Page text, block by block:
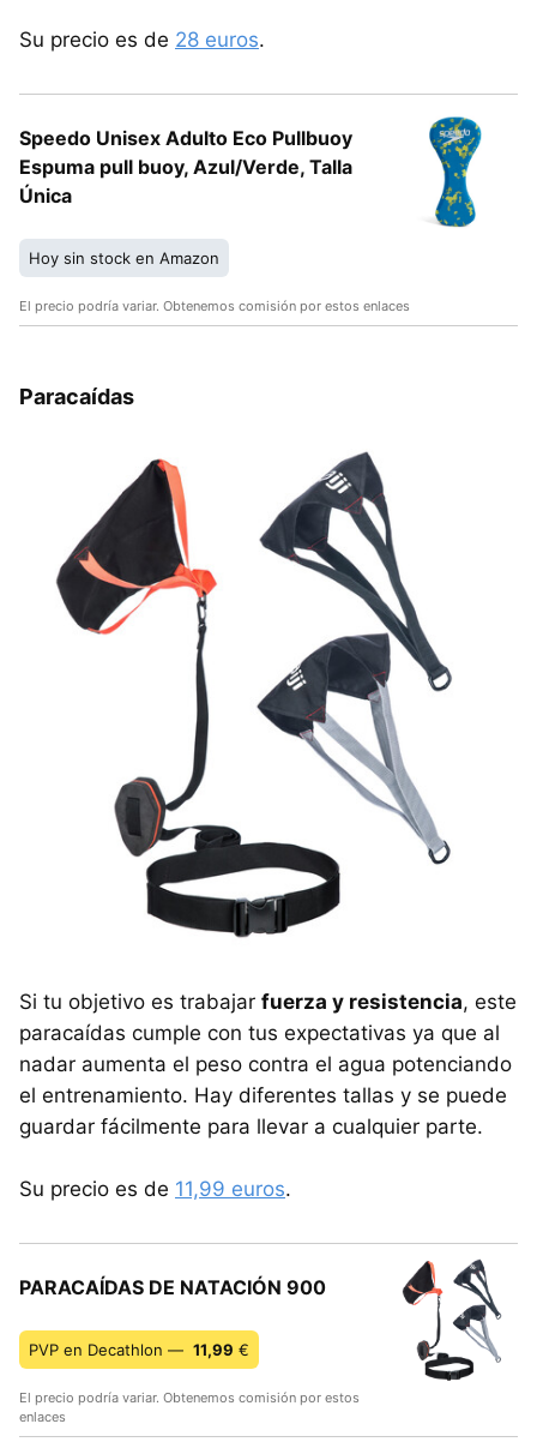
Su precio es de 28 euros.
Speedo Unisex Adulto Eco Pullbuoy
Espuma pull buoy, Azul/Verde, Talla
Única
Hoy sin stock en Amazon
El precio podría variar. Obtenemos comisión por estos enlaces
Paracaídas
Si tu objetivo es trabajar fuerza y resistencia, este
paracaídas cumple con tus expectativas ya que al
nadar aumenta el peso contra el agua potenciando
el entrenamiento. Hay diferentes tallas y se puede
guardar fácilmente para llevar a cualquier parte.
Su precio es de 11,99 euros.
PARACAÍDAS DE NATACIÓN 900
PVP en Decathlon — 11,99 €
El precio podría variar. Obtenemos comisión por estos
enlaces